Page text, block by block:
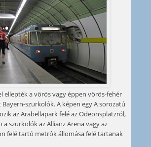
ellepték a vörös vagy éppen vörös-fehér
szurkolók. A képen egy A sorozatú
az Arabellapark felé az Odeonsplatzról,
a szurkolók az Allianz Arena vagy az
felé tartó metrók állomása felé tartanak